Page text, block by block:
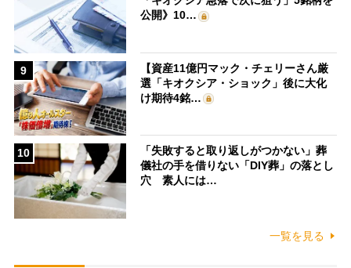
公開》10…
9
【資産11億円マック・チェリーさん厳
選「キオクシア・ショック」後に大化
け期待4銘…
10
「失敗すると取り返しがつかない」葬
儀社の手を借りない「DIY葬」の落とし
穴 素人には…
一覧を見る